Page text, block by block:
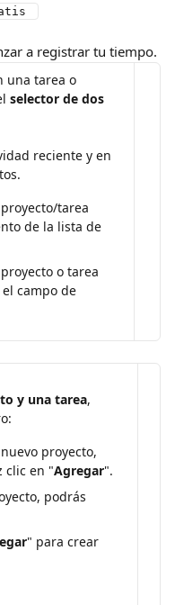
a registrar tu tiempo.
una tarea o
selector de dos
reciente y en
tarea
de la lista de
o tarea
campo de
y una tarea,
proyecto,
clic en "Agregar".
podrás
" para crear